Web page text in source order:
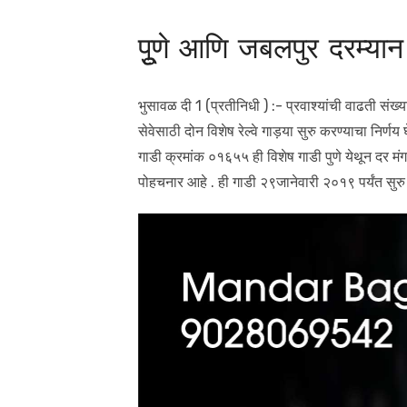
पूुणे आणि जबलपुर दरम्यान
भुसावळ दी 1 (प्रतीनिधी ) :- प्रवाश्यांची वाढती
सेवेसाठी दोन विशेष रेल्वे गाड़या सुरु करण्याचा
गाडी क्रमांक ०१६५५ ही विशेष गाडी पुणे येथून दर
पोहचनार आहे . ही गाडी २९जानेवारी २०१९ पर्यंत